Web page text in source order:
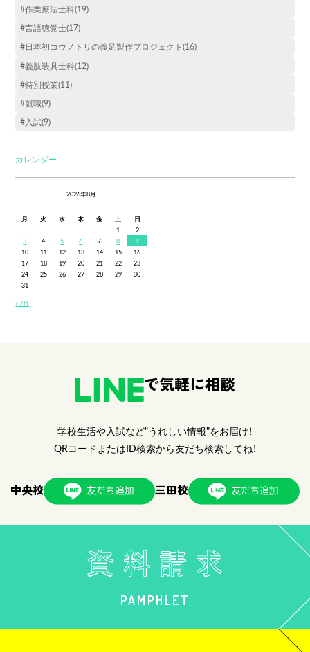
#作業療法士科(19)
#言語聴覚士(17)
#日本初コウノトリの義足製作プロジェクト(16)
#義肢装具士科(12)
#特別授業(11)
#就職(9)
#入試(9)
カレンダー
2026年8月
月 火 水 木 金 土
日
1
2
3
4 5 6 7 8
9
10
11 12 13 14 15
16
17
18 19 20 21 22
23
24
25 26 27 28 29
30
31
« 7月
で気軽に相談
学校生活や入試など"うれしい情報"をお届け！
QRコードまたはID検索から友だち検索してね！
中央校 三田校
PAMPHLET